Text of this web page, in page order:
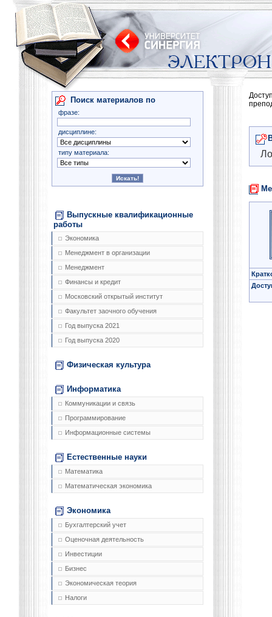
Поиск материалов по
фразе:
дисциплине:
типу материала:
Выпускные квалификационные
работы
Экономика
Менеджмент в организации
Менеджмент
Финансы и кредит
Московский открытый институт
Факультет заочного обучения
Год выпуска 2021
Год выпуска 2020
Физическая культура
Информатика
Коммуникации и связь
Программирование
Информационные системы
Естественные науки
Математика
Математическая экономика
Экономика
Бухгалтерский учет
Оценочная деятельность
Инвестиции
Бизнес
Экономическая теория
Налоги